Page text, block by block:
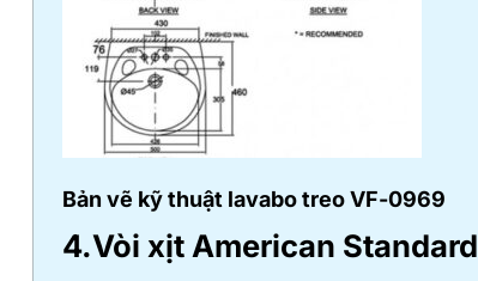
Bản vẽ kỹ thuật lavabo treo VF-0969
4.Vòi xịt American Standard